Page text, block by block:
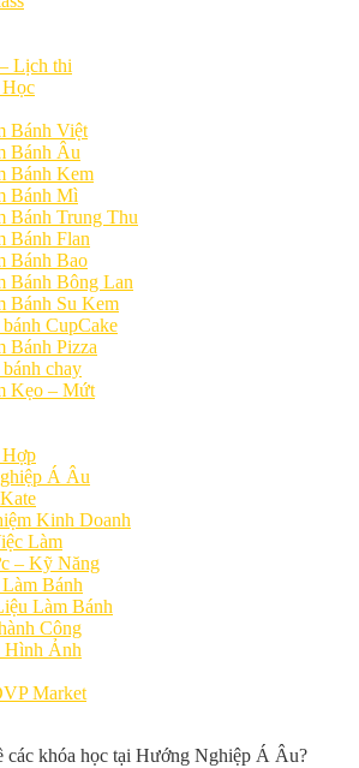
Lịch thi
Bánh Việt
Bánh Âu
Bánh Kem
Bánh Mì
Bánh Trung Thu
Bánh Flan
Bánh Bao
Bánh Bông Lan
Bánh Su Kem
CupCake
Bánh Pizza
chay
Kẹo – Mứt
Á Âu
Kinh Doanh
Làm
– Kỹ Năng
Bánh
Làm Bánh
Công
Hình Ảnh
Market
các khóa học tại Hướng Nghiệp Á Âu?